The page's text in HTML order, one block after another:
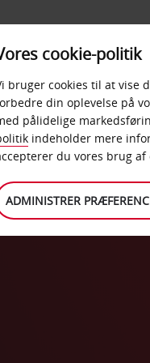
PRODUKTER
KONTORER
cookie-politik
bruger cookies til at vise
din oplevelse på
pålidelige
indeholder mere
du vores brug af
ADMINISTRER